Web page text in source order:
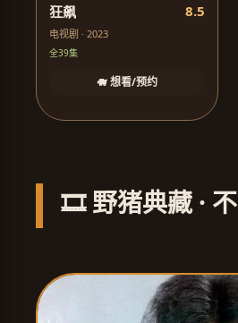
狂飙 8.5
电视剧 · 2023
全39集
🐗 想看/预约
🎞️ 野猪典藏 ·